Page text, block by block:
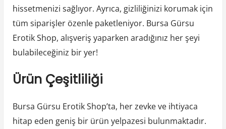
hissetmenizi sağlıyor. Ayrıca, gizliliğinizi korumak için
tüm siparişler özenle paketleniyor. Bursa Gürsu
Erotik Shop, alışveriş yaparken aradığınız her şeyi
bulabileceğiniz bir yer!
Ürün Çeşitliliği
Bursa Gürsu Erotik Shop’ta, her zevke ve ihtiyaca
hitap eden geniş bir ürün yelpazesi bulunmaktadır.